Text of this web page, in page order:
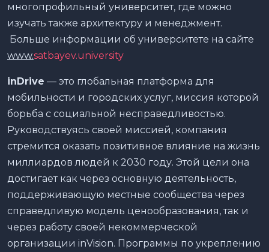
многопрофильный университет, где можно
изучать также архитектуру и менеджмент.
Больше информации об университете на сайте
www.satbayev.university
inDrive — это глобальная платформа для
мобильности и городских услуг, миссия которой
борьба с социальной несправедливостью.
Руководствуясь своей миссией, компания
стремится оказать позитивное влияние на жизнь
миллиардов людей к 2030 году. Этой цели она
достигает как через основную деятельность,
поддерживающую местные сообщества через
справедливую модель ценообразования, так и
через работу своей некоммерческой
организации inVision. Программы по укреплению